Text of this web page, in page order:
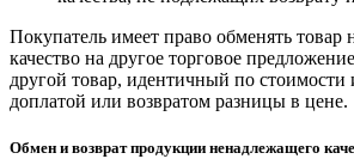
Покупатель имеет право обменять товар
качество на другое торговое
другой товар, идентичный по стоимости
доплатой или возвратом разницы в цене.
Обмен и возврат продукции ненадлежащего